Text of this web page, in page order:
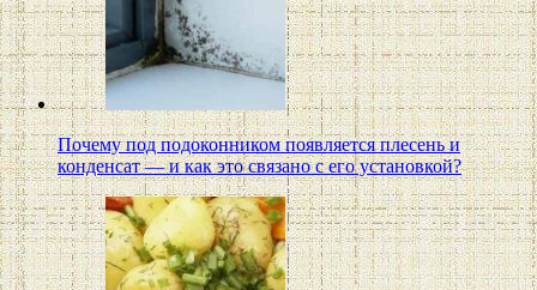
Почему под подоконником появляется плесень и
конденсат — и как это связано с его установкой?